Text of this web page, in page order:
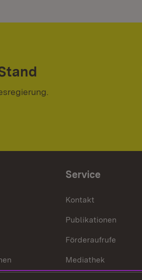
Service
Kontakt
Publikationen
Förderaufrufe
Mediathek